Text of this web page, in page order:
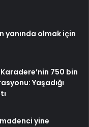
yanında olmak için
750 bin
Yaşadığı
yine